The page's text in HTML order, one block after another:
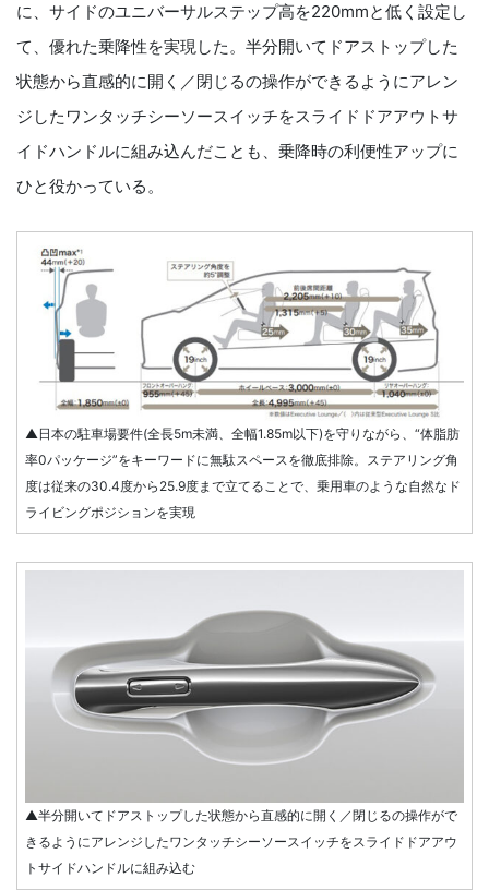
に、サイドのユニバーサルステップ高を220mmと低く設定し
て、優れた乗降性を実現した。半分開いてドアストップした
状態から直感的に開く／閉じるの操作ができるようにアレン
ジしたワンタッチシーソースイッチをスライドドアアウトサ
イドハンドルに組み込んだことも、乗降時の利便性アップに
ひと役かっている。
▲日本の駐車場要件(全長5m未満、全幅1.85m以下)を守りながら、“体脂肪
率0パッケージ”をキーワードに無駄スペースを徹底排除。ステアリング角
度は従来の30.4度から25.9度まで立てることで、乗用車のような自然なド
ライビングポジションを実現
▲半分開いてドアストップした状態から直感的に開く／閉じるの操作がで
きるようにアレンジしたワンタッチシーソースイッチをスライドドアアウ
トサイドハンドルに組み込む